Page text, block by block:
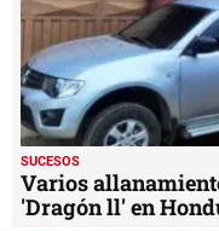
SUCESOS
Encarcelan al
más de $21,000 en
SUCESOS
Desarticulan red
adopciones